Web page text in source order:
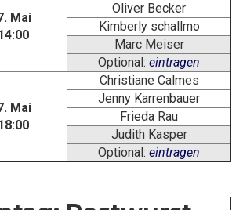
Mai
Oliver Becker
Kimberly schallmo
Marc Meiser
Optional: eintragen
Mai
Christiane Calmes
Jenny Karrenbauer
Frieda Rau
Judith Kasper
Optional: eintragen